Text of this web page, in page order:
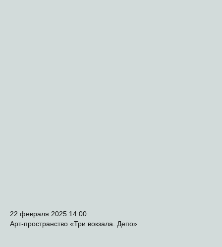
22 февраля 2025 14:00
Арт-пространство «Три вокзала. Депо»